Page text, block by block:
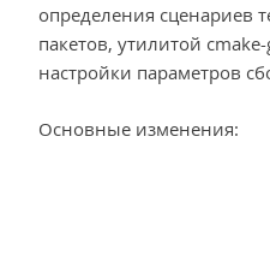
определения сценариев
пакетов, утилитой
настройки параметров
Основные изменения: